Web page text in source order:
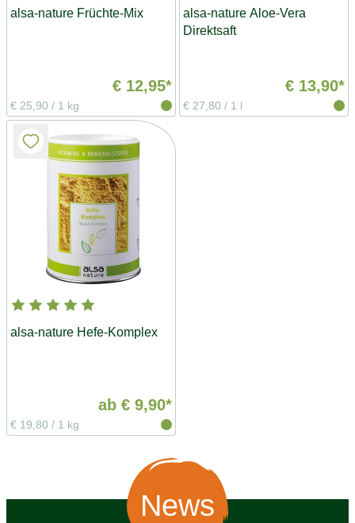
alsa-nature Früchte-Mix
€ 12,95*
€ 25,90 / 1 kg
alsa-nature Aloe-Vera
Direktsaft
€ 13,90*
€ 27,80 / 1 l
alsa-nature Hefe-Komplex
ab € 9,90*
€ 19,80 / 1 kg
News